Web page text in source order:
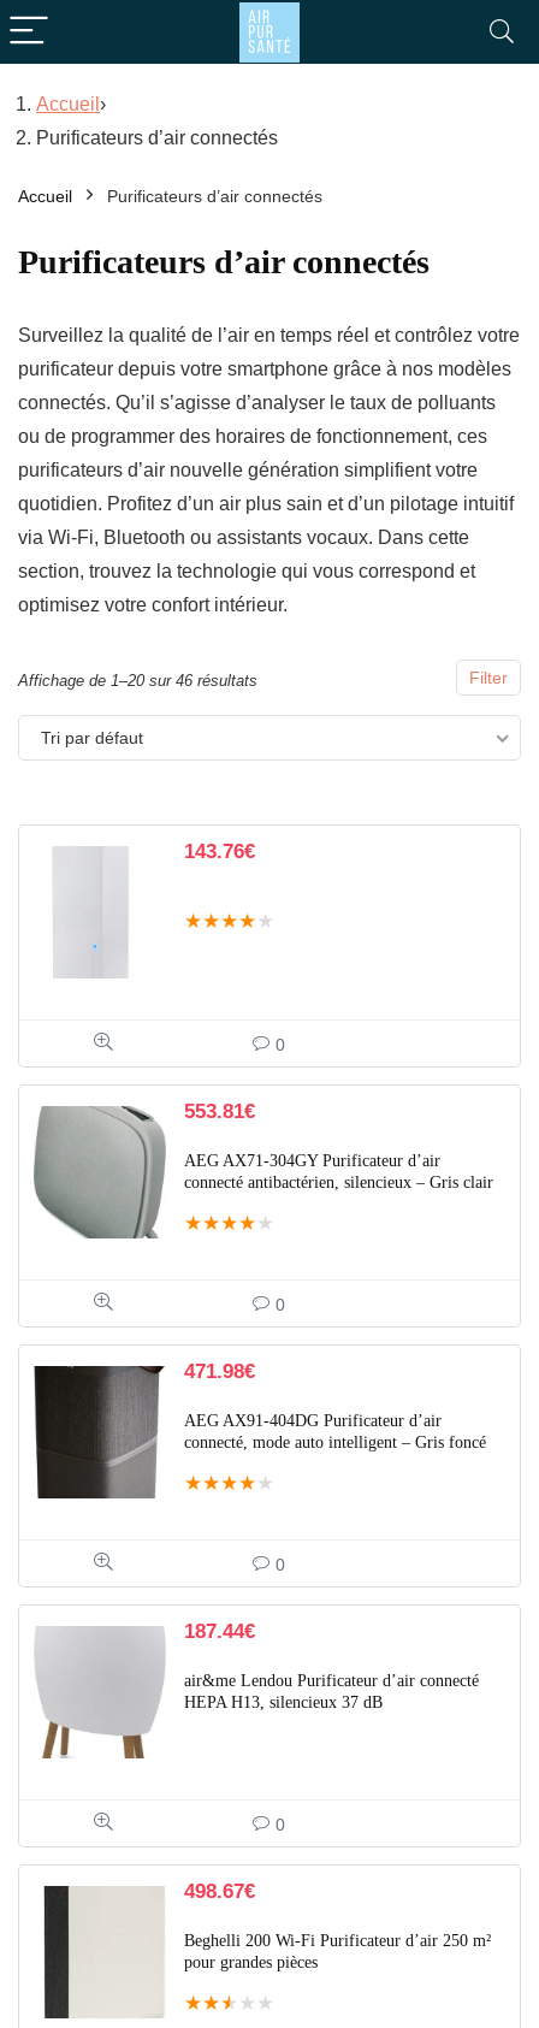
Accueil ›
Purificateurs d’air connectés
Accueil Purificateurs d’air connectés
Purificateurs d’air connectés
Surveillez la qualité de l’air en temps réel et contrôlez votre
purificateur depuis votre smartphone grâce à nos modèles
connectés. Qu’il s’agisse d’analyser le taux de polluants
ou de programmer des horaires de fonctionnement, ces
purificateurs d’air nouvelle génération simplifient votre
quotidien. Profitez d’un air plus sain et d’un pilotage intuitif
via Wi-Fi, Bluetooth ou assistants vocaux. Dans cette
section, trouvez la technologie qui vous correspond et
optimisez votre confort intérieur.
Filter
Affichage de 1–20 sur 46 résultats
Tri par défaut
143.76€
★★★★ ★
0
553.81€
AEG AX71-304GY Purificateur d’air
connecté antibactérien, silencieux – Gris clair
★★★★ ★
0
471.98€
AEG AX91-404DG Purificateur d’air
connecté, mode auto intelligent – Gris foncé
★★★★ ★
0
187.44€
air&me Lendou Purificateur d’air connecté
HEPA H13, silencieux 37 dB
0
498.67€
Beghelli 200 Wi-Fi Purificateur d’air 250 m²
pour grandes pièces
★★★ ★ ★